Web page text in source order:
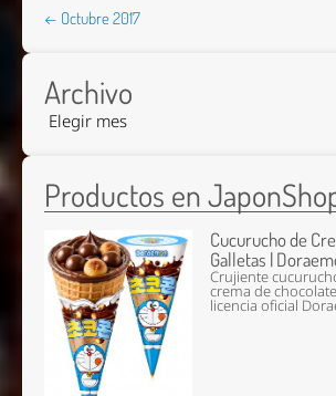
← Octubre 2017
Archivo
Productos en
Cucurucho de
Galletas |
Crujiente
crema de
licencia oficial